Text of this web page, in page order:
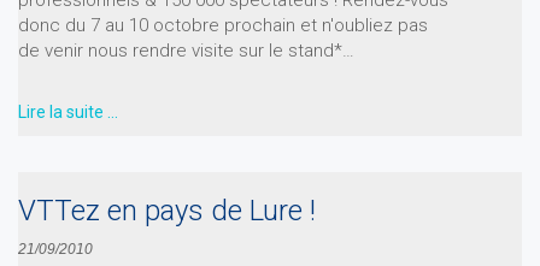
donc du 7 au 10 octobre prochain et n'oubliez pas
de venir nous rendre visite sur le stand*…
Lire la suite …
VTTez en pays de Lure !
21/09/2010